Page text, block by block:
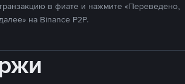
в фиате и нажмите «Переведено,
на Binance P2P.